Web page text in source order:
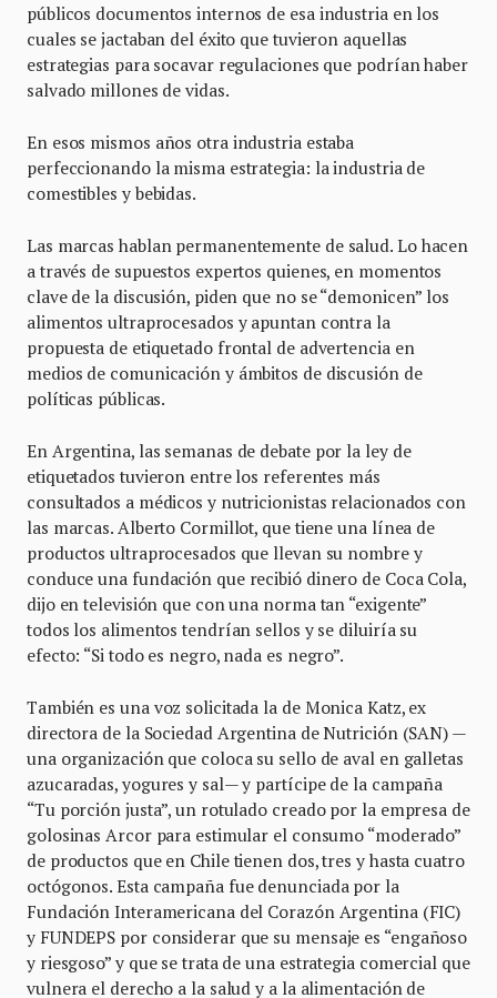
públicos documentos internos de esa industria en los
cuales se jactaban del éxito que tuvieron aquellas
estrategias para socavar regulaciones que podrían haber
salvado millones de vidas.
En esos mismos años otra industria estaba
perfeccionando la misma estrategia: la industria de
comestibles y bebidas.
Las marcas hablan permanentemente de salud. Lo hacen
a través de supuestos expertos quienes, en momentos
clave de la discusión, piden que no se “demonicen” los
alimentos ultraprocesados y apuntan contra la
propuesta de etiquetado frontal de advertencia en
medios de comunicación y ámbitos de discusión de
políticas públicas.
En Argentina, las semanas de debate por la ley de
etiquetados tuvieron entre los referentes más
consultados a médicos y nutricionistas relacionados con
las marcas. Alberto Cormillot, que tiene una línea de
productos ultraprocesados que llevan su nombre y
conduce una fundación que recibió dinero de Coca Cola,
dijo en televisión que con una norma tan “exigente”
todos los alimentos tendrían sellos y se diluiría su
efecto: “Si todo es negro, nada es negro”.
También es una voz solicitada la de Monica Katz, ex
directora de la Sociedad Argentina de Nutrición (SAN) —
una organización que coloca su sello de aval en galletas
azucaradas, yogures y sal— y partícipe de la campaña
“Tu porción justa”, un rotulado creado por la empresa de
golosinas Arcor para estimular el consumo “moderado”
de productos que en Chile tienen dos, tres y hasta cuatro
octógonos. Esta campaña fue denunciada por la
Fundación Interamericana del Corazón Argentina (FIC)
y FUNDEPS por considerar que su mensaje es “engañoso
y riesgoso” y que se trata de una estrategia comercial que
vulnera el derecho a la salud y a la alimentación de